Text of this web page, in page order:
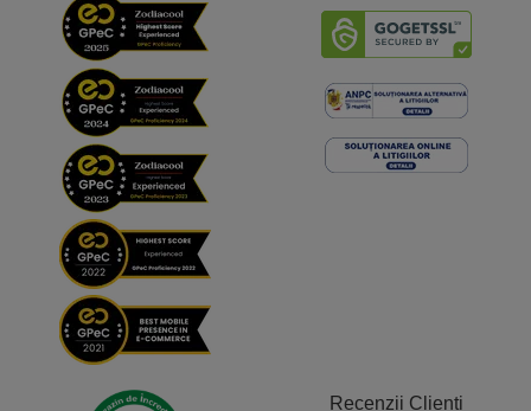
Recenzii Clienți